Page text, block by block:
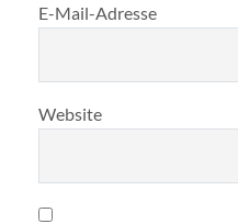
E-Mail-Adresse
Website